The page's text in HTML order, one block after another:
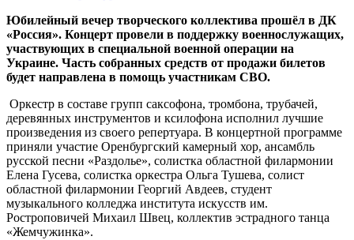
Юбилейный вечер творческого коллектива прошёл в ДК
«Россия». Концерт провели в поддержку военнослужащих,
участвующих в специальной военной операции на
Украине. Часть собранных средств от продажи билетов
будет направлена в помощь участникам СВО.
Оркестр в составе групп саксофона, тромбона, трубачей,
деревянных инструментов и ксилофона исполнил лучшие
произведения из своего репертуара. В концертной программе
приняли участие Оренбургский камерный хор, ансамбль
русской песни «Раздолье», солистка областной филармонии
Елена Гусева, солистка оркестра Ольга Тушева, солист
областной филармонии Георгий Авдеев, студент
музыкального колледжа института искусств им.
Ростроповичей Михаил Швец, коллектив эстрадного танца
«Жемчужинка».